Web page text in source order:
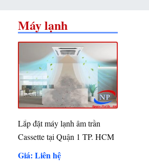
Máy lạnh
Lắp đặt máy lạnh âm trần
Cassette tại Quận 1 TP. HCM
Giá: Liên hệ